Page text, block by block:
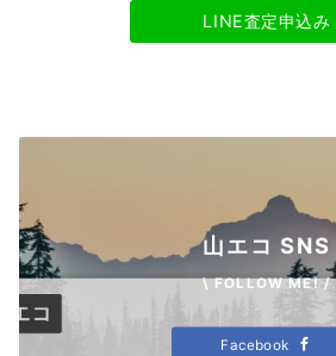
LINE査定申込み
山エコ SNS
\ FOLLOW ME! /
Facebook